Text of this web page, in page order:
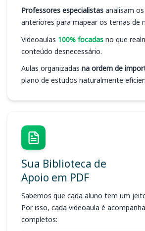
Professores especialistas analisam
anteriores para mapear os temas de
Videoaulas 100% focadas no que
conteúdo desnecessário.
Aulas organizadas na ordem de
plano de estudos naturalmente
Sua Biblioteca de
Apoio em PDF
Sabemos que cada aluno tem um
Por isso, cada videoaula é
completos: